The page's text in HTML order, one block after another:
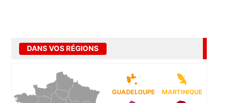
DANS VOS RÉGIONS
GUADELOUPE MARTINIQUE